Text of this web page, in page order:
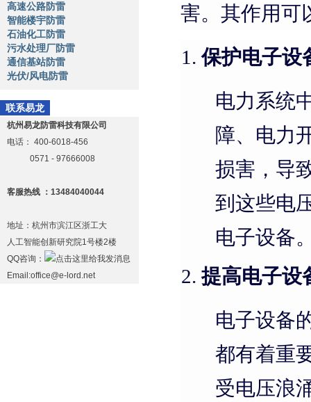
高速公路防雷
智能楼宇防雷
石油化工防雷
污水处理厂防雷
通信基站防雷
光伏/风电防雷
联系易龙
杭州易龙防雷科技有限公司
电话： 400-6018-456
0571 - 97666008
客服热线 ：13484040044
地址：杭州市滨江区浙工大
人工智能创新研究院1号楼2楼
QQ咨询：
Email:office@e-lord.net
害。其作用可
保护电子设
电力系统
障、电力
损害，导
到这些电
电子设备
提高电子设
电子设备
都有着重
受电压浪